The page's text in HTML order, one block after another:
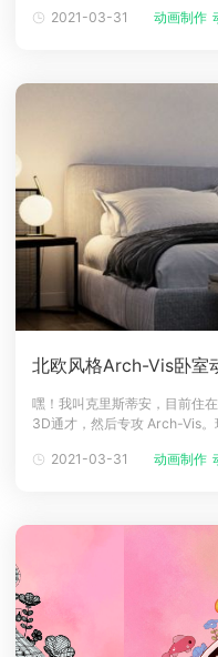
么，但这是整个模型中我最喜
2021-03-31 动画制作
北欧风格Arch-Vis卧室
嘿！我叫克里斯蒂安，目前住
3D通才，然后专攻 Arch-Vis
是自学的。如果你想向优秀的
2021-03-31 动画制作